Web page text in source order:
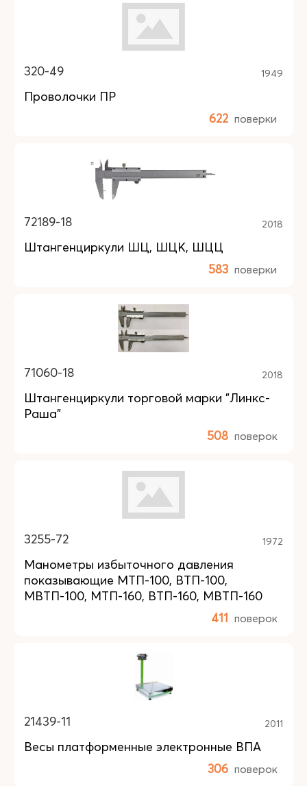
320-49 1949
Проволочки ПР
622 поверки
72189-18 2018
Штангенциркули ШЦ, ШЦК, ШЦЦ
583 поверки
71060-18 2018
Штангенциркули торговой марки "Линкс-
Раша"
508 поверок
3255-72 1972
Манометры избыточного давления
показывающие МТП-100, ВТП-100,
МВТП-100, МТП-160, ВТП-160, МВТП-160
411 поверок
21439-11 2011
Весы платформенные электронные ВПА
306 поверок